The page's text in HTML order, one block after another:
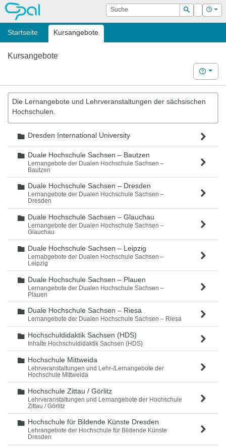
OPAL Suche
Suchen
Login Hilfe
Startseite Kursangebote
Kursangebote
Hilfe
Die Lernangebote und Lehrveranstaltungen der sächsischen
Hochschulen.
Ordner
Dresden International University
Ordner
Duale Hochschule Sachsen – Bautzen
Lernangebote der Dualen Hochschule Sachsen –
Bautzen
Ordner
Duale Hochschule Sachsen – Dresden
Lernangebote der Dualen Hochschule Sachsen –
Dresden
Ordner
Duale Hochschule Sachsen – Glauchau
Lernangebote der Dualen Hochschule Sachsen –
Glauchau
Ordner
Duale Hochschule Sachsen – Leipzig
Lernabgebote der Dualen Hochschule Sachsen –
Leipzig
Ordner
Duale Hochschule Sachsen – Plauen
Lernangebote der Dualen Hochschule Sachsen –
Plauen
Ordner
Duale Hochschule Sachsen – Riesa
Lernangebote der Dualen Hochschule Sachsen – Riesa
Ordner
Hochschuldidaktik Sachsen (HDS)
Inhalte Hochschuldidaktik Sachsen (HDS)
Ordner
Hochschule Mittweida
Lehrveranstaltungen und Lehr-/Lernangebote der
Hochschule Mittweida
Ordner
Hochschule Zittau / Görlitz
Lehrveranstaltungen und Lernangebote der Hochschule
Zittau / Görlitz
Ordner
Hochschule für Bildende Künste Dresden
Lehrangebote der Hochschule für Bildende Künste
Dresden